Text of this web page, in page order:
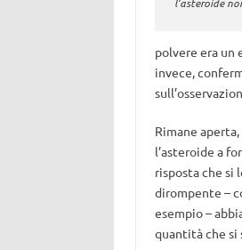
polvere era un
invece,
Rimane
l’asteroide a
risposta che si
dirompente –
esempio –
quantità che